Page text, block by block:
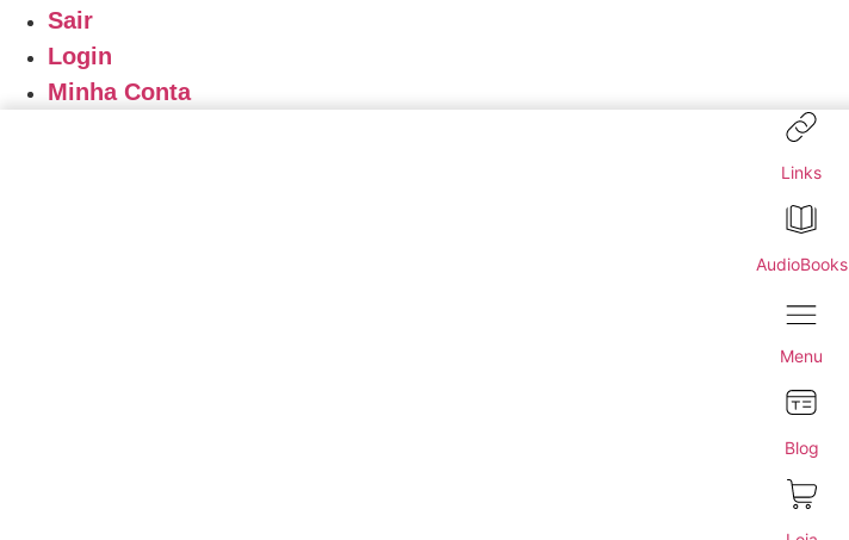
Sair
Login
Minha Conta
Links
AudioBooks
Menu
Blog